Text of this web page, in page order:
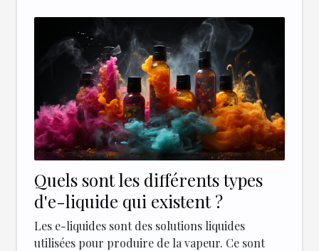
Quels sont les différents types
d'e-liquide qui existent ?
Les e-liquides sont des solutions liquides
utilisées pour produire de la vapeur. Ce sont